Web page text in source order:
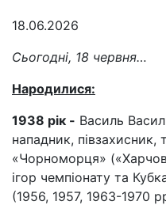
18.06.2026
Сьогодні, 18 червня…
Народилися:
1938 рік - Василь
нападник, півзахисник,
«Чорноморця»
ігор чемпіонату та
(1956, 1957, 1963-1970